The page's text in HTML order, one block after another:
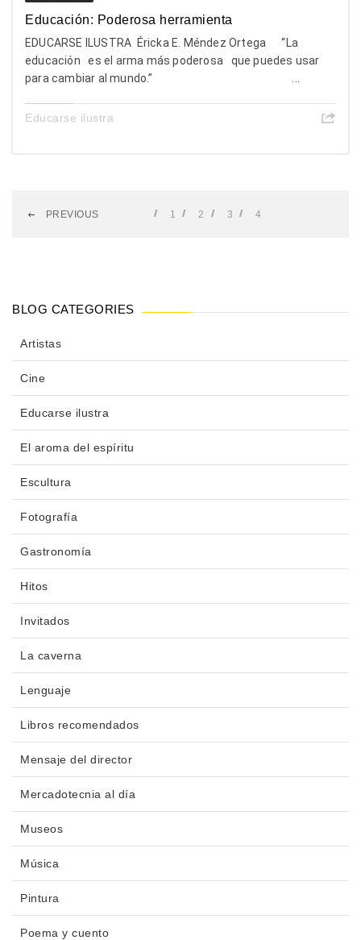
Educación: Poderosa herramienta
EDUCARSE ILUSTRA Éricka E. Méndez Ortega “La
educación es el arma más poderosa que puedes usar
para cambiar al mundo.” ...
Educarse ilustra
PREVIOUS 1 2 3 4
BLOG CATEGORIES
Artistas
Cine
Educarse ilustra
El aroma del espíritu
Escultura
Fotografía
Gastronomía
Hitos
Invitados
La caverna
Lenguaje
Libros recomendados
Mensaje del director
Mercadotecnia al día
Museos
Música
Pintura
Poema y cuento